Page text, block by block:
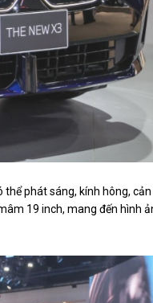
thể phát sáng, kính hông, cản
19 inch, mang đến hình